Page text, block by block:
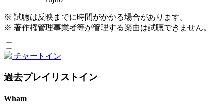
※ 試聴は反映までに時間がかかる場合があります。
※ 著作権管理事業者等が管理する楽曲は試聴できません。
チャートイン
過去プレイリストイン
Wham